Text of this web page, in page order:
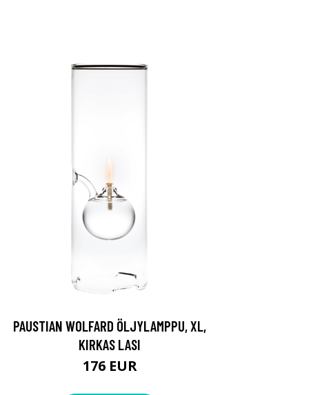
PAUSTIAN WOLFARD ÖLJYLAMPPU, XL,
KIRKAS LASI
176 EUR